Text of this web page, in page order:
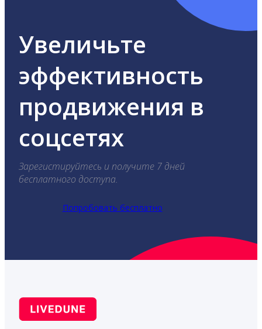
Увеличьте
эффективность
продвижения в
соцсетях
Зарегистируйтесь и получите 7 дней
бесплатного доступа.
Попробовать бесплатно